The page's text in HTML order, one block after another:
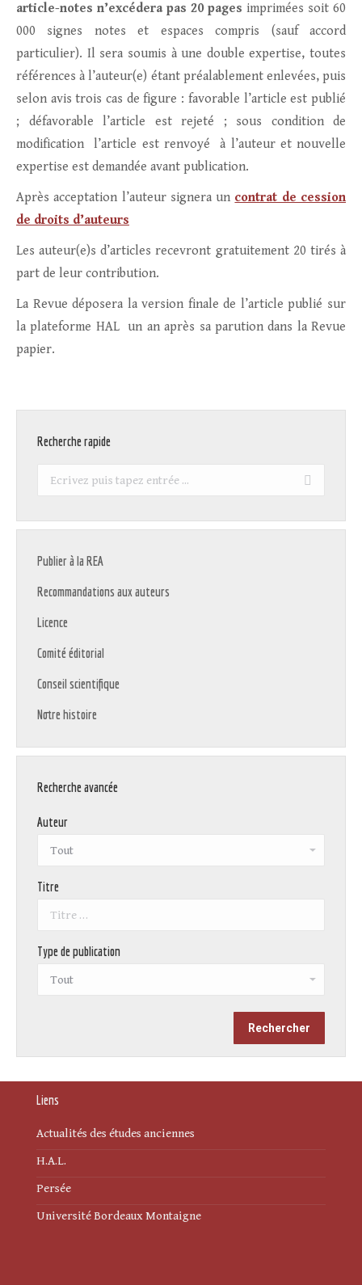
article-notes n’excédera pas 20 pages imprimées soit 60
000 signes notes et espaces compris (sauf accord
particulier). Il sera soumis à une double expertise, toutes
références à l’auteur(e) étant préalablement enlevées, puis
selon avis trois cas de figure : favorable l’article est publié
; défavorable l’article est rejeté ; sous condition de
modification l’article est renvoyé à l’auteur et nouvelle
expertise est demandée avant publication.
Après acceptation l’auteur signera un contrat de cession
de droits d’auteurs
Les auteur(e)s d’articles recevront gratuitement 20 tirés à
part de leur contribution.
La Revue déposera la version finale de l’article publié sur
la plateforme HAL un an après sa parution dans la Revue
papier.
Recherche rapide
Recherche
Publier à la REA
Recommandations aux auteurs
Licence
Comité éditorial
Conseil scientifique
Notre histoire
Recherche avancée
Auteur
Titre
Type de publication
Liens
Actualités des études anciennes
H.A.L.
Persée
Université Bordeaux Montaigne